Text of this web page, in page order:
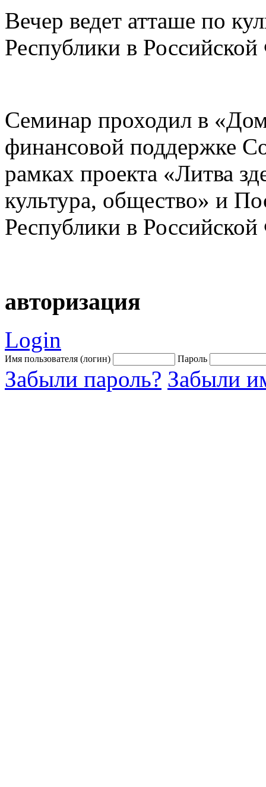
Вечер ведет атташе по
Республики в
Семинар проходил в
финансовой поддержке
рамках проекта «Литва
культура, общество» и
Республики в
авторизация
Login
Имя пользователя (логин) Пароль
Забыли пароль? Забыли